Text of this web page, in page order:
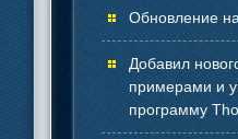
Обновление
Добавил
примерами и
программу